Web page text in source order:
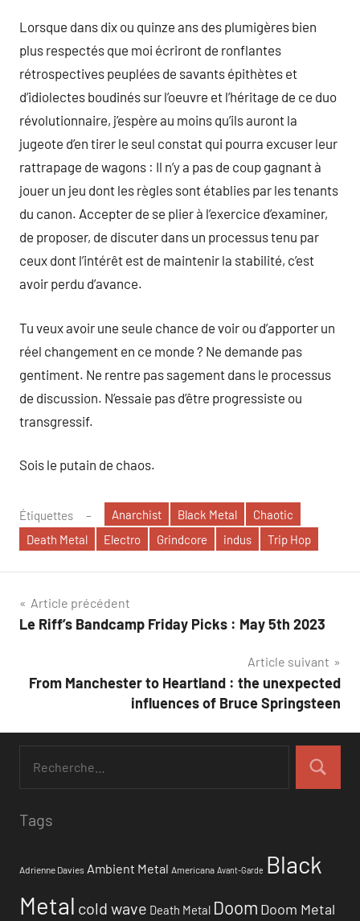
Lorsque dans dix ou quinze ans des plumigères bien
plus respectés que moi écriront de ronflantes
rétrospectives peuplées de savants épithètes et
d’idiolectes boudinés sur l’oeuvre et l’héritage de ce duo
révolutionnaire, j’espère au moins qu’ils auront la
jugeote d’en tirer le seul constat qui pourra excuser leur
rattrapage de wagons : Il n’y a pas de coup gagnant à
jouer un jeu dont les règles sont établies par les tenants
du canon. Accepter de se plier à l’exercice d’examiner,
de proposer, de discuter dans un processus tenu par
ceux dont l’intérêt est de maintenir la stabilité, c’est
avoir perdu d’avance.
Tu veux avoir une seule chance de voir ou d’apporter un
réel changement en ce monde ? Ne demande pas
gentiment. Ne rentre pas sagement dans le processus
de discussion. N’essaie pas d’être progressiste ou
transgressif.
Sois le putain de chaos.
Étiquettes Anarchist Black Metal
Chaotic
Death Metal
Electro Grindcore indus Trip Hop
Navigation
de
Article précédent
Le Riff’s Bandcamp Friday Picks : May 5th 2023
Article suivant
From Manchester to Heartland : the unexpected
influences of Bruce Springsteen
Tags
Adrienne Davies Ambient Metal Americana Avant-Garde Black
Metal cold wave Death Metal Doom Doom Metal